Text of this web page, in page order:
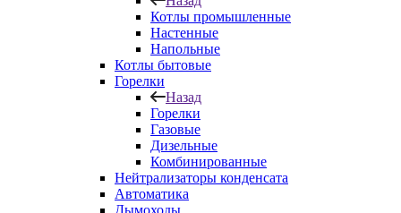
Котлы промышленные
Настенные
Напольные
Котлы бытовые
Горелки
Назад
Горелки
Газовые
Дизельные
Комбинированные
Нейтрализаторы конденсата
Автоматика
Дымоходы